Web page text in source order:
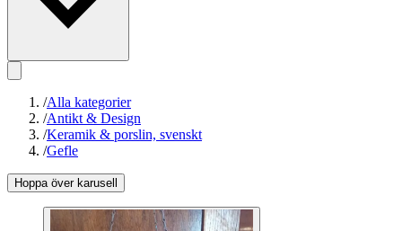
/Alla kategorier
/Antikt & Design
/Keramik & porslin, svenskt
/Gefle
Hoppa över karusell